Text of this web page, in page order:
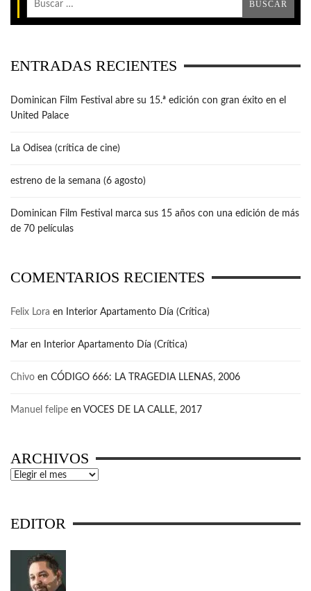
ENTRADAS RECIENTES
Dominican Film Festival abre su 15.ª edición con gran éxito en el
United Palace
La Odisea (crítica de cine)
estreno de la semana (6 agosto)
Dominican Film Festival marca sus 15 años con una edición de más
de 70 películas
COMENTARIOS RECIENTES
Felix Lora en Interior Apartamento Día (Crítica)
Mar en Interior Apartamento Día (Crítica)
Chivo en CÓDIGO 666: LA TRAGEDIA LLENAS, 2006
Manuel felipe en VOCES DE LA CALLE, 2017
ARCHIVOS
Archivos
EDITOR